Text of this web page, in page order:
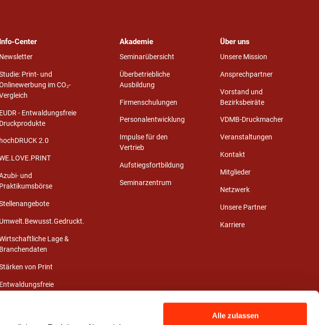
Alle zulassen
Info-Center
Newsletter
Print- und
im CO₂-
EUDR - Entwaldungsfreie
Druckprodukte
hochDRUCK 2.0
und
Praktikumsbörse
Umwelt.Bewusst.Gedruckt.
Lage &
Branchendaten
von Print
Entwaldungsfreie
Akademie
Seminarübersicht
Überbetriebliche
Ausbildung
Firmenschulungen
Personalentwicklung
Impulse für den
Vertrieb
Aufstiegsfortbildung
Seminarzentrum
Über uns
Unsere Mission
Ansprechpartner
Vorstand und
Bezirksbeiräte
VDMB-Druckmacher
Veranstaltungen
Kontakt
Mitglieder
Netzwerk
Unsere Partner
Karriere